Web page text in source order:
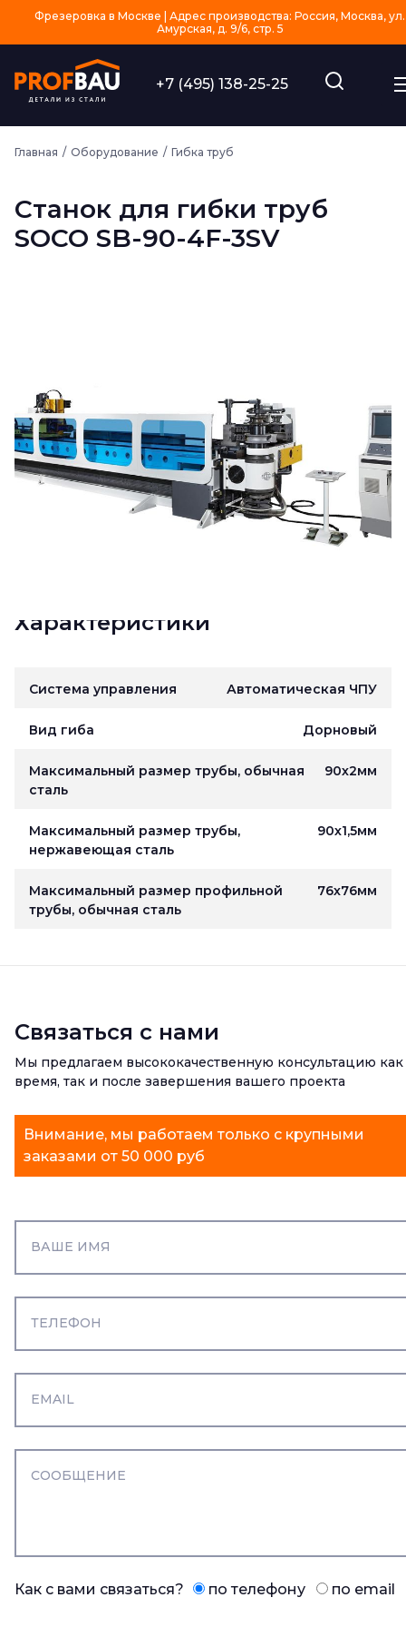
Фрезеровка в Москве | Адрес производства: Россия, Москва, ул.
Амурская, д. 9/6, стр. 5
+7 (495) 138-25-25
Главная Оборудование Гибка труб
Станок для гибки труб
SOCO SB-90-4F-3SV
Характеристики
Система управления Автоматическая ЧПУ
Вид гиба Дорновый
Максимальный размер трубы, обычная
сталь
90х2мм
Максимальный размер трубы,
нержавеющая сталь
90х1,5мм
Максимальный размер профильной
трубы, обычная сталь
76х76мм
Связаться с нами
Мы предлагаем высококачественную консультацию как
время, так и после завершения вашего проекта
Внимание, мы работаем только с крупными
заказами от 50 000 руб
Как с вами связаться? по телефону по email